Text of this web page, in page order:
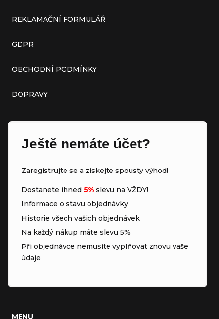
REKLAMAČNÍ FORMULÁŘ
GDPR
OBCHODNÍ PODMÍNKY
DOPRAVY
Ještě nemáte účet?
Zaregistrujte se a získejte spousty výhod!
Dostanete ihned 5% slevu na VŽDY!
Informace o stavu objednávky
Historie všech vašich objednávek
Na každý nákup máte slevu 5%
Při objednávce nemusíte vyplňovat znovu vaše
údaje
MENU